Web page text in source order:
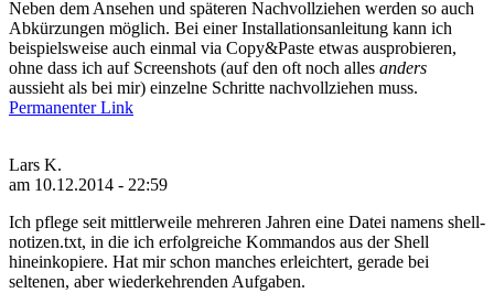
Neben dem Ansehen und späteren Nachvollziehen werden so auch
Abkürzungen möglich. Bei einer Installationsanleitung kann ich
beispielsweise auch einmal via Copy&Paste etwas ausprobieren,
ohne dass ich auf Screenshots (auf den oft noch alles anders
aussieht als bei mir) einzelne Schritte nachvollziehen muss.
Permanenter Link
Lars K.
am 10.12.2014 - 22:59
Ich pflege seit mittlerweile mehreren Jahren eine Datei namens shell-
notizen.txt, in die ich erfolgreiche Kommandos aus der Shell
hineinkopiere. Hat mir schon manches erleichtert, gerade bei
seltenen, aber wiederkehrenden Aufgaben.